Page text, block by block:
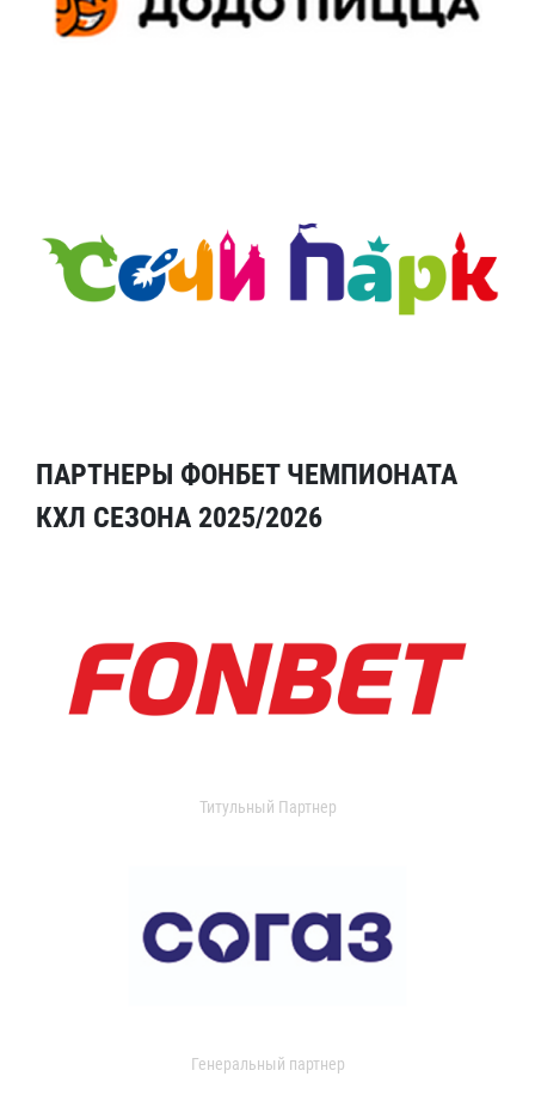
ПАРТНЕРЫ ФОНБЕТ ЧЕМПИОНАТА
КХЛ СЕЗОНА 2025/2026
Титульный Партнер
Генеральный партнер